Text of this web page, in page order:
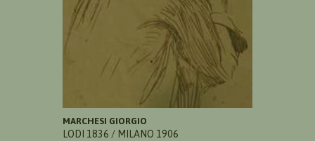
MARCHESI GIORGIO
LODI 1836 / MILANO 1906